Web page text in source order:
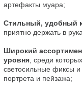
артефакты муара;
Стильный, удобный
приятно держать в
Широкий
уровня , среди
светосильные фиксы
портрета и пейзажа;